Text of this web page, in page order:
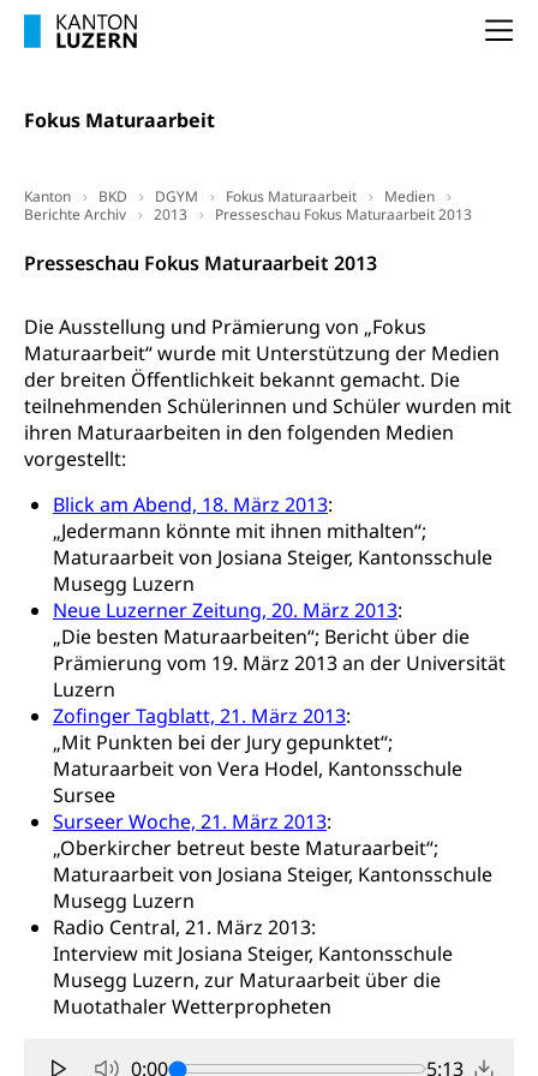
Fokus Maturaarbeit
Kanton BKD DGYM Fokus Maturaarbeit
Medien
Berichte Archiv
2013 Presseschau Fokus Maturaarbeit 2013
Presseschau Fokus Maturaarbeit 2013
Die Ausstellung und Prämierung von „Fokus
Maturaarbeit“ wurde mit Unterstützung der Medien
der breiten Öffentlichkeit bekannt gemacht. Die
teilnehmenden Schülerinnen und Schüler wurden mit
ihren Maturaarbeiten in den folgenden Medien
vorgestellt:
Blick am Abend, 18. März 2013:
„Jedermann könnte mit ihnen mithalten“;
Maturaarbeit von Josiana Steiger, Kantonsschule
Musegg Luzern
Neue Luzerner Zeitung, 20. März 2013:
„Die besten Maturaarbeiten“; Bericht über die
Prämierung vom 19. März 2013 an der Universität
Luzern
Zofinger Tagblatt, 21. März 2013:
„Mit Punkten bei der Jury gepunktet“;
Maturaarbeit von Vera Hodel, Kantonsschule
Sursee
Surseer Woche, 21. März 2013:
„Oberkircher betreut beste Maturaarbeit“;
Maturaarbeit von Josiana Steiger, Kantonsschule
Musegg Luzern
Radio Central, 21. März 2013:
Interview mit Josiana Steiger, Kantonsschule
Musegg Luzern, zur Maturaarbeit über die
Muotathaler Wetterpropheten
0:00 5:13
Projektförderung Universität Luzern unilu
Erwachsenenbildung und Weiterbildung
Berufsbildung, Berufsmatura nach Lehre,
Neuorientierung, Grundkompetenzen,
Berufsabschluss für Erwachsene
Erwachsenenmatura
Bildung & Berufsabschluss für Erwachsene
Fachperson Betreuung (verkürzte
Grundbildung)
Fachperson Gesundheit (verkürzte
Allgemeinbildung für Erwachsene
Berufsberatung (berufsberatung.ch)
Grundkompetenzen (einfach-besser.ch)
Bildung & Berufsabschluss für Erwachsene
Lehre nach dem Gymnasium
Höhere Berufsbildung
Berufsabschluss für Erwachsene
Beratung & Unterstützung
Neuorientierung
Berufliche Grundbildung
Berufsberatung, Qualifikationsverfahren,
Berufswahl & Berufsberatung, Schnupperlehre und
Lehrstellensuche, Berufsmaturität,
Brückenangebote, Zugewanderte & Arbeitsmarkt,
Fachstelle Berufsbildung
Schulen und Berufsbildungszentren
Integrationsvorlehre INVOL Zentralschweiz
Fremdsprachen in der Berufslehre –
MobiLingua
Informationen für Lernende und Gesetzliche
Vertreter
Informationen für zugewanderte Personen
Schnupperlehre & Lehrstellensuche
Beruf & Weiterbildung (beruf.lu.ch)
Fachstelle Berufsbildung
BIZ Beratungs- und Informationszentrum
für Bildung und Beruf
Berufsmaturität
Zentrum für Brückenangebote
Hochschule Fachhochschule
Studium, Hochschulstudium, tertiäre Bildung
Campus Horw
Campus Horw (HSLU)
Fachstelle Hochschulbildung
Hochschulen
Hochschule Luzern HSLU
Pädagogische Hochschule Luzern, PH Luzern
Mittelschulen
Gymnasium, Handelsmittelschule, Sekundarstufe II,
Kantonsschule, Fachmittelschule, Fachmatura,
Fachklasse Grafik Luzern, Berufsmatura,
Informatikmittelschule, Fachmittelschulzentrum
FMS, Fachmittelschulen, Vollzeitschulen mit
Berufsmatura BM, Aufnahmebedingungen FMS und
Vollzeitschulen mit BM
Berufsbildung / Mittelschulen (gruezi.lu.ch)
Fachklasse Grafik (fachklassegrafik.ch)
Fach- & Wirtschafts-Mittelschulzentrum FMZ
Gymnasialbildung, Kantonsschulen
Gymnasien & Fachmittelschulen (beruf.lu.ch)
Studienwahl- und Studienbearatung
Fachklasse Grafik
Gesundheitsmittelschule
Obligatorische Schulzeit
Schulpflicht, Schulobligatorium, Primarschule,
Sekundarschule, Schulferien, Tagesschule,
Schulergänzende Betreuung, Logopädie,
Psychomotorik, Schulpsychologie, Schulsozialarbeit,
Heilpädagogik und Sonderschulen
Kantonale Sportcamps
Primarschule
Stipendien und Darlehen
Studienbeihilfe, Stipendien, Ausbildungsdarlehen
Stipendien Universität Luzern unilu
Universität